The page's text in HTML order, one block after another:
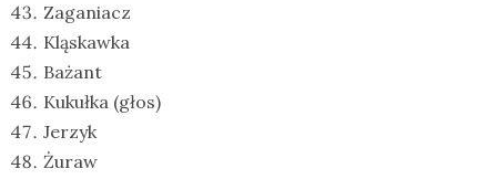
Zaganiacz
Kląskawka
Bażant
Kukułka (głos)
Jerzyk
Żuraw